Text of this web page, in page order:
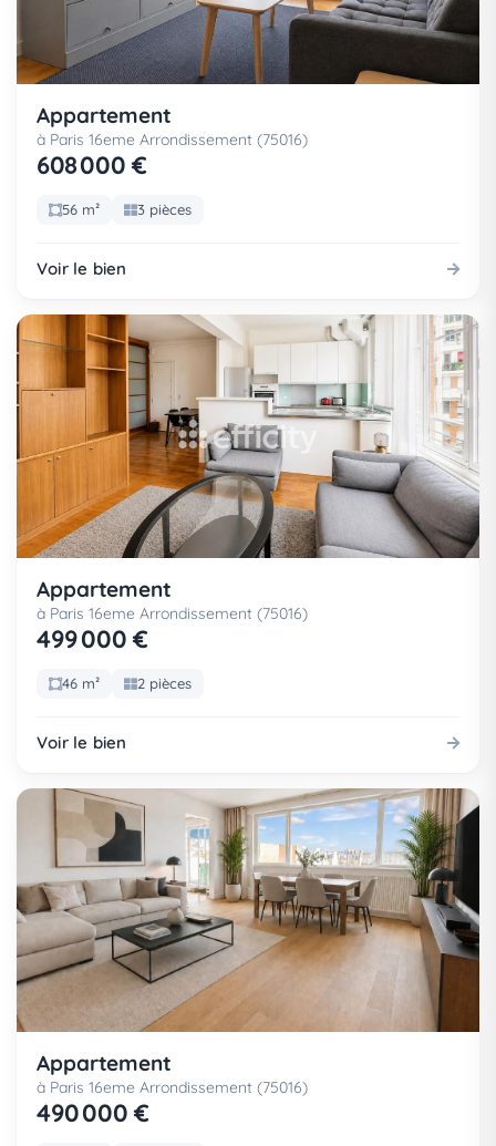
Appartement
à Paris 16eme Arrondissement (75016)
608 000 €
56 m² 3 pièces
Voir le bien
Appartement
à Paris 16eme Arrondissement (75016)
499 000 €
46 m² 2 pièces
Voir le bien
Appartement
à Paris 16eme Arrondissement (75016)
490 000 €